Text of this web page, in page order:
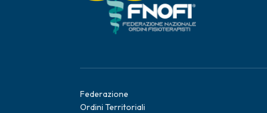
Federazione
Ordini Territoriali